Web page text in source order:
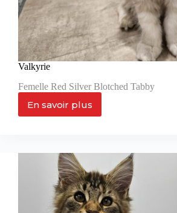
Valkyrie
Femelle Red Silver Blotched Tabby
En savoir plus
Valkyrie